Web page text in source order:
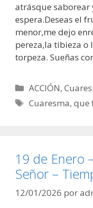
atrásque saborear
espera.Deseas el
menor,me dejo
pereza,la tibieza
torpeza. Sueñas
Categorías
ACCIÓN,
Etiquetas
Cuaresma,que
19 de Enero
Señor –
12/01/2026 por